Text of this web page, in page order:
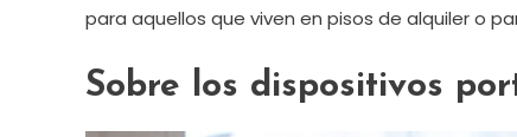
para aquellos que viven en pisos de alquiler o
Sobre los dispositivos